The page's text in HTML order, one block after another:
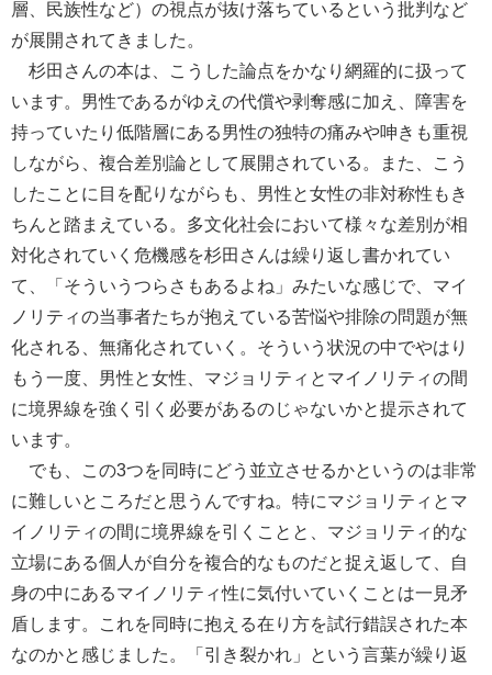
層、民族性など）の視点が抜け落ちているという批判など
が展開されてきました。
杉田さんの本は、こうした論点をかなり網羅的に扱って
います。男性であるがゆえの代償や剥奪感に加え、障害を
持っていたり低階層にある男性の独特の痛みや呻きも重視
しながら、複合差別論として展開されている。また、こう
したことに目を配りながらも、男性と女性の非対称性もき
ちんと踏まえている。多文化社会において様々な差別が相
対化されていく危機感を杉田さんは繰り返し書かれてい
て、「そういうつらさもあるよね」みたいな感じで、マイ
ノリティの当事者たちが抱えている苦悩や排除の問題が無
化される、無痛化されていく。そういう状況の中でやはり
もう一度、男性と女性、マジョリティとマイノリティの間
に境界線を強く引く必要があるのじゃないかと提示されて
います。
でも、この3つを同時にどう並立させるかというのは非常
に難しいところだと思うんですね。特にマジョリティとマ
イノリティの間に境界線を引くことと、マジョリティ的な
立場にある個人が自分を複合的なものだと捉え返して、自
身の中にあるマイノリティ性に気付いていくことは一見矛
盾します。これを同時に抱える在り方を試行錯誤された本
なのかと感じました。「引き裂かれ」という言葉が繰り返